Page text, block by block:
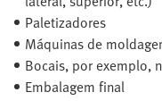
Paletizadores
Máquinas de
Bocais, por exemplo,
Embalagem final